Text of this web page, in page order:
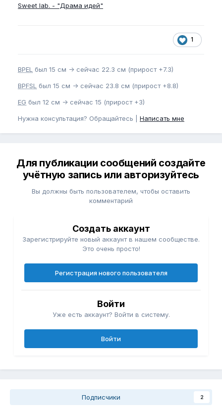
Sweet lab. - "Драма идей"
1
BPEL был 15 см -> сейчас 22.3 см (прирост +7.3)
BPFSL был 15 см -> сейчас 23.8 см (прирост +8.8)
EG был 12 см -> сейчас 15 (прирост +3)
Нужна консультация? Обращайтесь | Написать мне
Для публикации сообщений создайте
учётную запись или авторизуйтесь
Вы должны быть пользователем, чтобы оставить
комментарий
Создать аккаунт
Зарегистрируйте новый аккаунт в нашем сообществе.
Это очень просто!
Регистрация нового пользователя
Войти
Уже есть аккаунт? Войти в систему.
Войти
Подписчики 2